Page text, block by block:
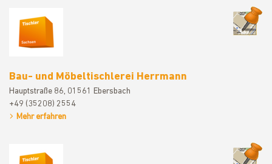
Bau- und Möbeltischlerei Herrmann
Hauptstraße 86, 01561 Ebersbach
+49 (35208) 2554
Mehr erfahren
Bau- und
Bau- und